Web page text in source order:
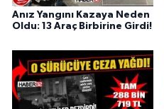
Anız Yangını Kazaya Neden
Oldu: 13 Araç Birbirine Girdi!